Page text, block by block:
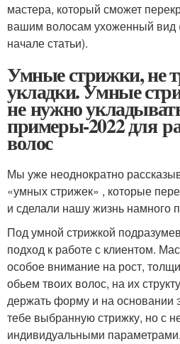
мастера, который сможет
вашим волосам ухоженный вид
начале статьи).
Умные стрижки, не
укладки. Умные
не нужно
примеры-2022 для
волос
Мы уже неоднократно
«умных стрижек» , которые
и сделали нашу жизнь намного
Под умной стрижкой
подход к работе с клиентом.
особое внимание на рост,
обьем твоих волос, на их
держать форму и на основании
тебе выбранную стрижку, но с
индивидуальными параметрами.